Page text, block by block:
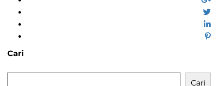
Cari
Cari